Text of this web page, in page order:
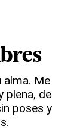
alma. Me
plena, de
poses y